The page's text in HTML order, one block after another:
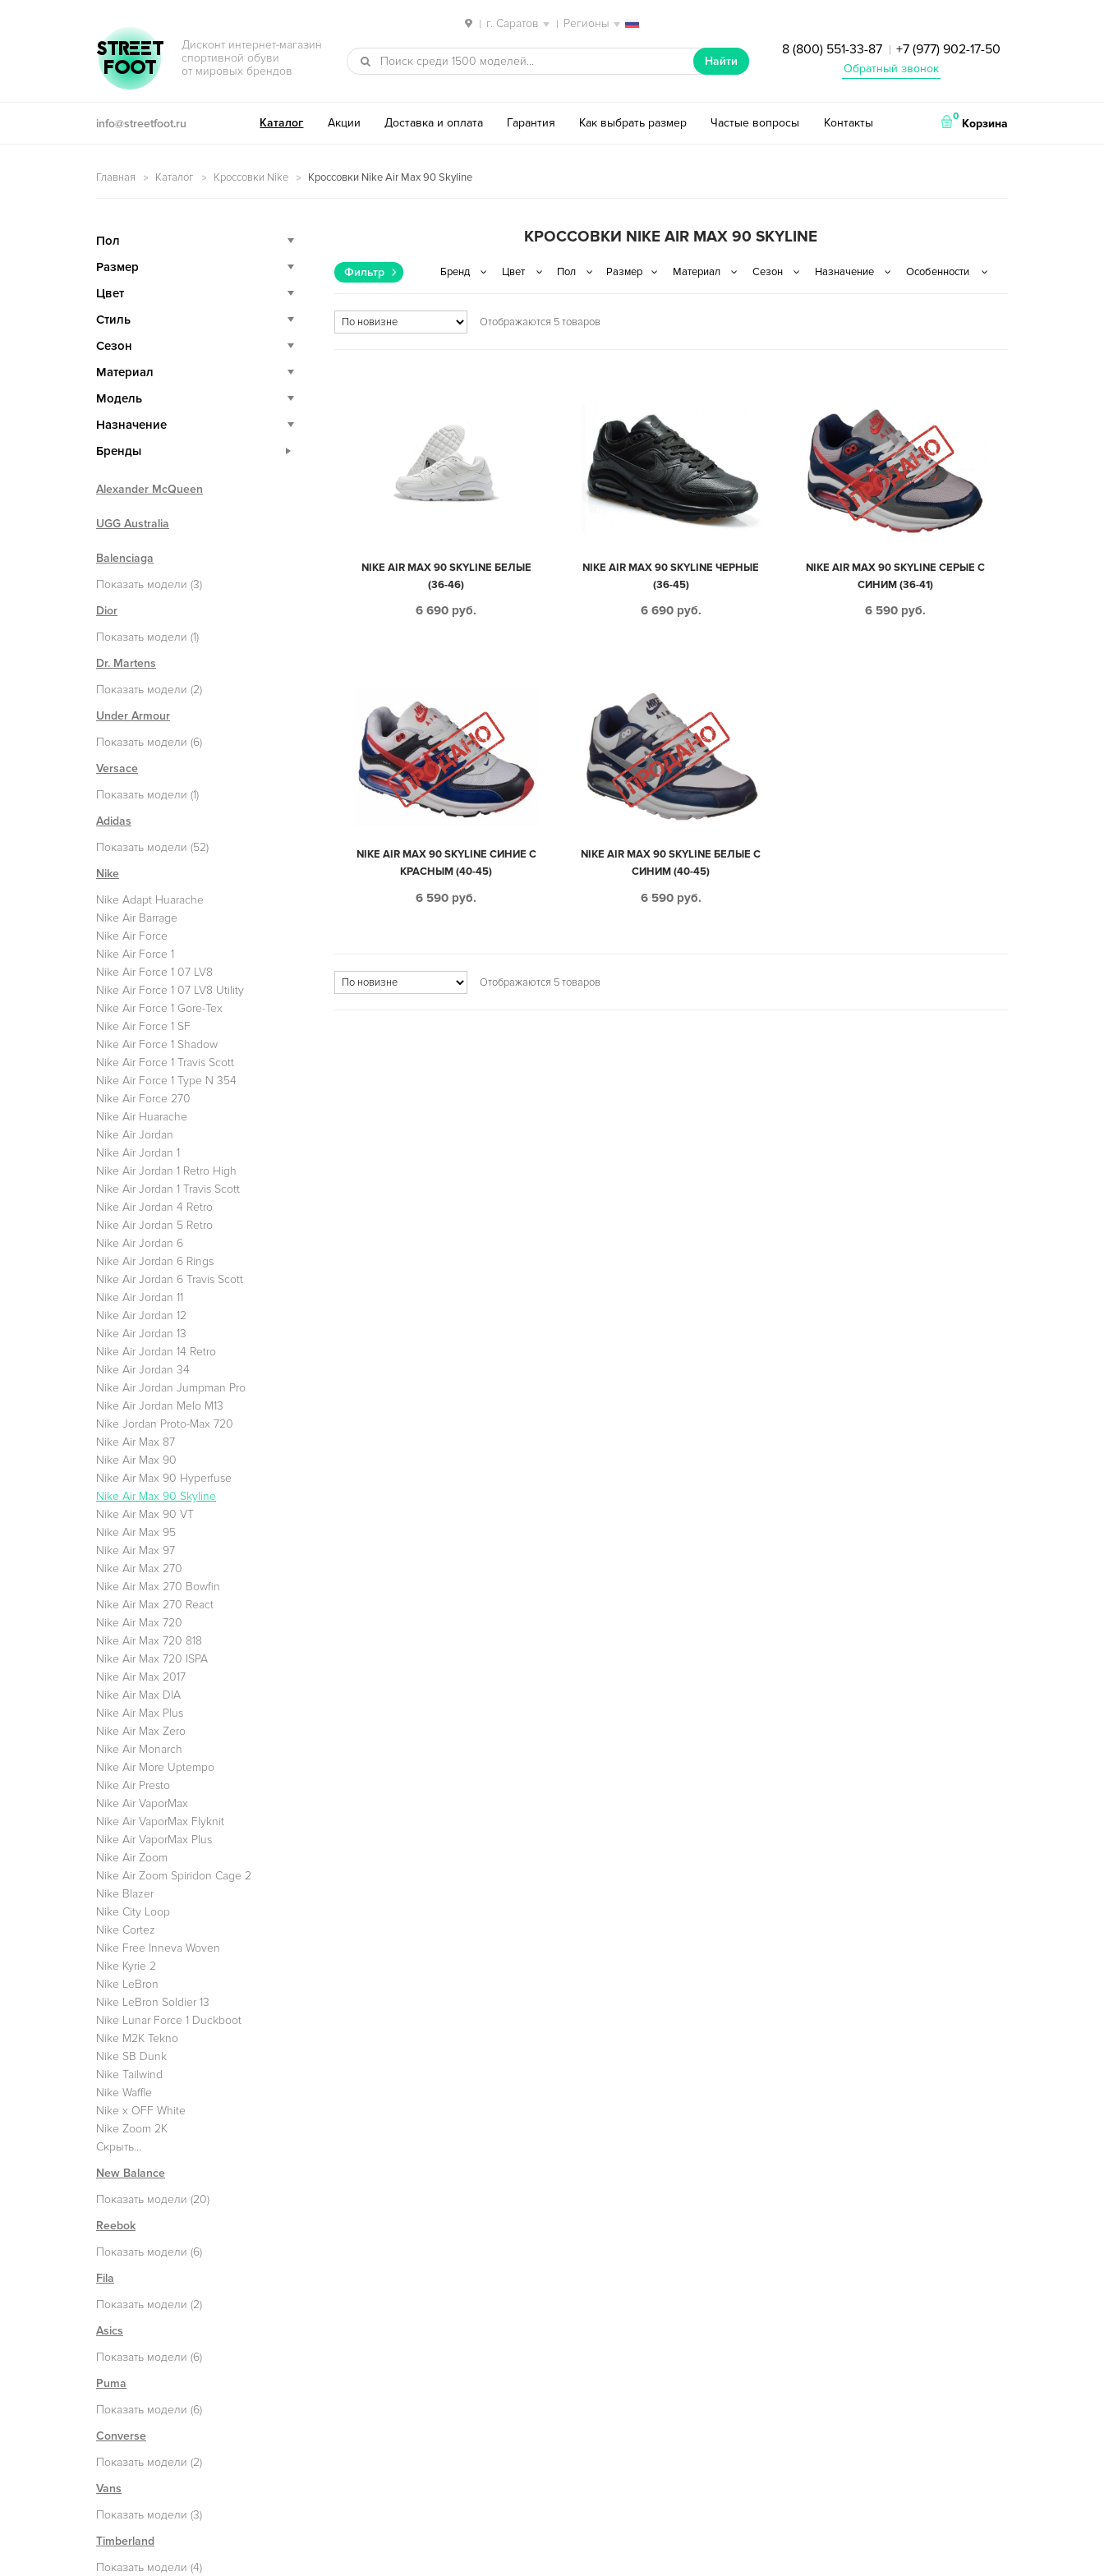
| г. Саратов | Регионы
Перейти к навигации
Перейти к содержимому
STREET
FOOT
Дисконт интернет-магазин
спортивной обуви
от мировых брендов
Найти
8 (800) 551-33-87 | +7 (977) 902-17-50
Обратный звонок
info@streetfoot.ru Каталог Акции Доставка и оплата Гарантия Как выбрать размер Частые вопросы Контакты 0
Корзина
Главная Каталог Кроссовки Nike Кроссовки Nike Air Max 90 Skyline
КРОССОВКИ NIKE AIR MAX 90 SKYLINE
Фильтр
Отображаются 5 товаров
NIKE AIR MAX 90 SKYLINE БЕЛЫЕ
(36-46)
6 690 руб.
NIKE AIR MAX 90 SKYLINE ЧЕРНЫЕ
(36-45)
6 690 руб.
NIKE AIR MAX 90 SKYLINE СЕРЫЕ С
СИНИМ (36-41)
6 590 руб.
NIKE AIR MAX 90 SKYLINE СИНИЕ С
КРАСНЫМ (40-45)
6 590 руб.
NIKE AIR MAX 90 SKYLINE БЕЛЫЕ С
СИНИМ (40-45)
6 590 руб.
Отображаются 5 товаров
Пол
Размер
Цвет
Стиль
Сезон
Материал
Модель
Назначение
Бренды
Alexander McQueen
UGG Australia
Balenciaga
Показать модели (3)
Dior
Показать модели (1)
Dr. Martens
Показать модели (2)
Under Armour
Показать модели (6)
Versace
Показать модели (1)
Adidas
Показать модели (52)
Nike
Nike Adapt Huarache
Nike Air Barrage
Nike Air Force
Nike Air Force 1
Nike Air Force 1 07 LV8
Nike Air Force 1 07 LV8 Utility
Nike Air Force 1 Gore-Tex
Nike Air Force 1 SF
Nike Air Force 1 Shadow
Nike Air Force 1 Travis Scott
Nike Air Force 1 Type N 354
Nike Air Force 270
Nike Air Huarache
Nike Air Jordan
Nike Air Jordan 1
Nike Air Jordan 1 Retro High
Nike Air Jordan 1 Travis Scott
Nike Air Jordan 4 Retro
Nike Air Jordan 5 Retro
Nike Air Jordan 6
Nike Air Jordan 6 Rings
Nike Air Jordan 6 Travis Scott
Nike Air Jordan 11
Nike Air Jordan 12
Nike Air Jordan 13
Nike Air Jordan 14 Retro
Nike Air Jordan 34
Nike Air Jordan Jumpman Pro
Nike Air Jordan Melo M13
Nike Jordan Proto-Max 720
Nike Air Max 87
Nike Air Max 90
Nike Air Max 90 Hyperfuse
Nike Air Max 90 Skyline
Nike Air Max 90 VT
Nike Air Max 95
Nike Air Max 97
Nike Air Max 270
Nike Air Max 270 Bowfin
Nike Air Max 270 React
Nike Air Max 720
Nike Air Max 720 818
Nike Air Max 720 ISPA
Nike Air Max 2017
Nike Air Max DIA
Nike Air Max Plus
Nike Air Max Zero
Nike Air Monarch
Nike Air More Uptempo
Nike Air Presto
Nike Air VaporMax
Nike Air VaporMax Flyknit
Nike Air VaporMax Plus
Nike Air Zoom
Nike Air Zoom Spiridon Cage 2
Nike Blazer
Nike City Loop
Nike Cortez
Nike Free Inneva Woven
Nike Kyrie 2
Nike LeBron
Nike LeBron Soldier 13
Nike Lunar Force 1 Duckboot
Nike M2K Tekno
Nike SB Dunk
Nike Tailwind
Nike Waffle
Nike x OFF White
Nike Zoom 2K
Скрыть...
New Balance
Показать модели (20)
Reebok
Показать модели (6)
Fila
Показать модели (2)
Asics
Показать модели (6)
Puma
Показать модели (6)
Converse
Показать модели (2)
Vans
Показать модели (3)
Timberland
Показать модели (4)